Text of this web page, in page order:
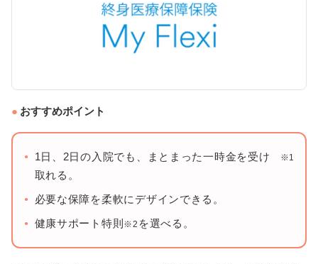
おすすめポイント
1日、2日の入院でも、まとまった一時金を受け
取れる。
※1
必要な保障を柔軟にデザインできる。
健康サポート特則 ※2 を選べる。